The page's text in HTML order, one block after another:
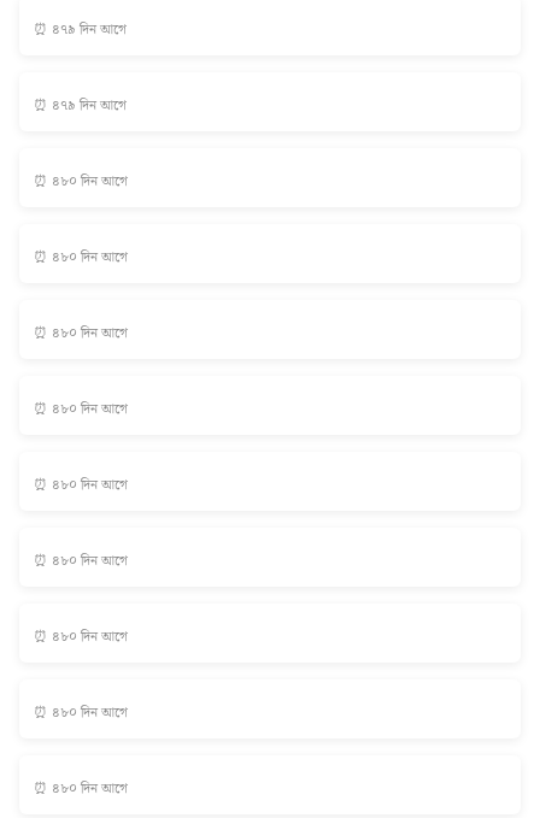
⏰ ৪৭৯ দিন আগে
⏰ ৪৭৯ দিন আগে
⏰ ৪৮০ দিন আগে
⏰ ৪৮০ দিন আগে
⏰ ৪৮০ দিন আগে
⏰ ৪৮০ দিন আগে
⏰ ৪৮০ দিন আগে
⏰ ৪৮০ দিন আগে
⏰ ৪৮০ দিন আগে
⏰ ৪৮০ দিন আগে
⏰ ৪৮০ দিন আগে